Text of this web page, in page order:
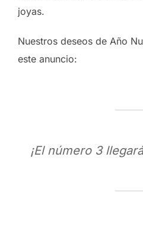
joyas.
Nuestros deseos de Año
este anuncio:
¡El número 3